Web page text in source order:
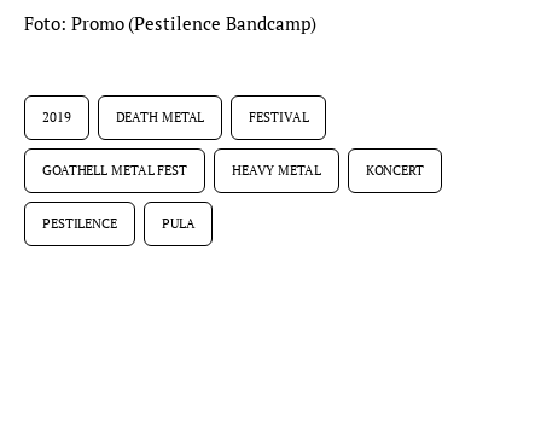
Foto: Promo (Pestilence Bandcamp)
2019 DEATH METAL FESTIVAL
GOATHELL METAL FEST HEAVY METAL KONCERT
PESTILENCE PULA